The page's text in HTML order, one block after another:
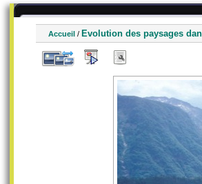
Accueil / Evolution des paysages